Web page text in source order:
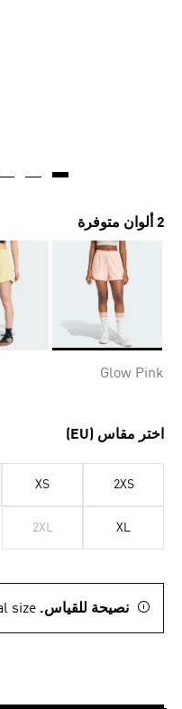
2 ألوان متوفرة
Glow Pink
اختر مقاس (EU)
2XS
XS
XL
2XL
نصيحة للقياس. size.